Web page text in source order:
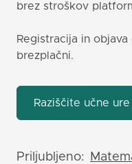
brez stroškov
Registracija in
brezplačni.
Raziščite učne ure
Priljubljeno: